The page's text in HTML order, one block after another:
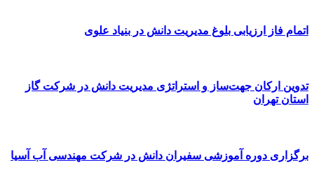
اتمام فاز ارزیابی بلوغ مدیریت دانش در بنیاد علوی
تدوین ارکان جهت‌ساز و استراتژی مدیریت دانش در شرکت گاز
استان تهران
برگزاری دوره آموزشی سفیران دانش در شرکت مهندسی آب آسیا